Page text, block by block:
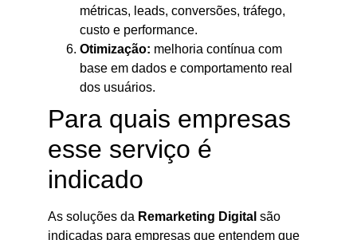
métricas, leads, conversões, tráfego,
custo e performance.
Otimização: melhoria contínua com
base em dados e comportamento real
dos usuários.
Para quais empresas
esse serviço é
indicado
As soluções da Remarketing Digital são
indicadas para empresas que entendem que